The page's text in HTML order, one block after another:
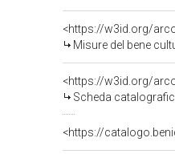
<https://w3id.org/
Misure del bene
<https://w3id.org/
Scheda
<https://